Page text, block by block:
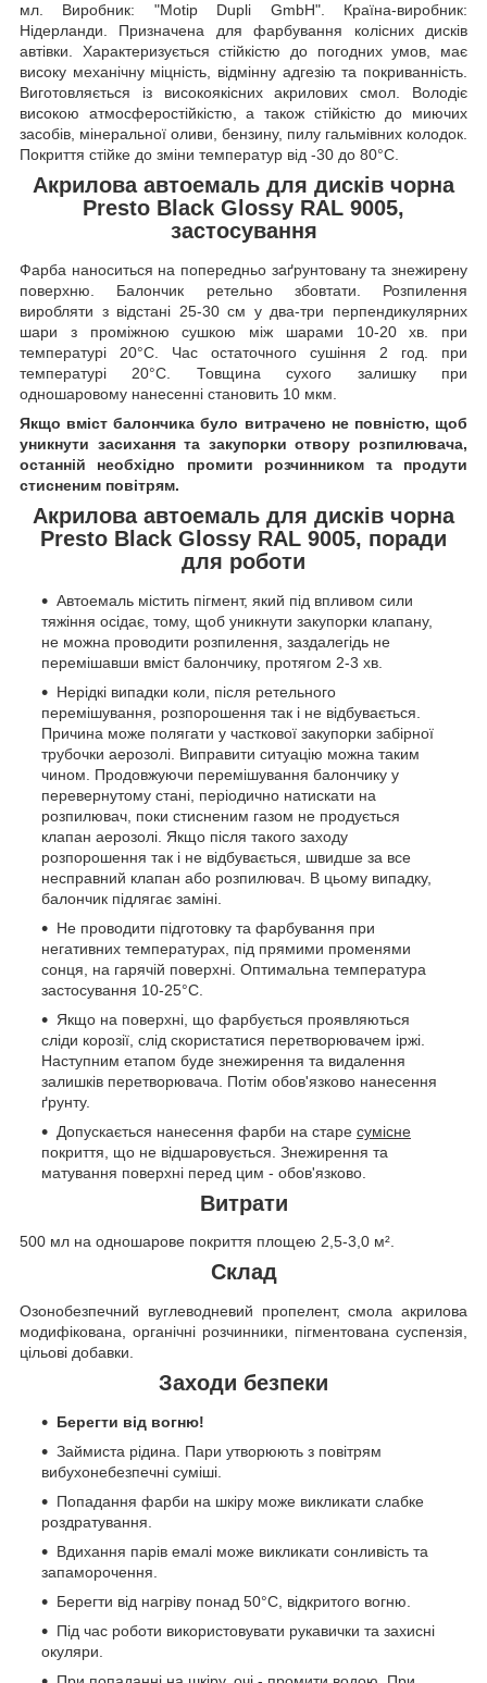
мл. Виробник: "Motip Dupli GmbH". Країна-виробник:
Нідерланди. Призначена для фарбування колісних дисків
автівки. Характеризується стійкістю до погодних умов, має
високу механічну міцність, відмінну адгезію та покриванність.
Виготовляється із високоякісних акрилових смол. Володіє
високою атмосферостійкістю, а також стійкістю до миючих
засобів, мінеральної оливи, бензину, пилу гальмівних колодок.
Покриття стійке до зміни температур від -30 до 80°C.
Акрилова автоемаль для дисків чорна
Presto Black Glossy RAL 9005,
застосування
Фарба наноситься на попередньо заґрунтовану та знежирену
поверхню. Балончик ретельно збовтати. Розпилення
виробляти з відстані 25-30 см у два-три перпендикулярних
шари з проміжною сушкою між шарами 10-20 хв. при
температурі 20°C. Час остаточного сушіння 2 год. при
температурі 20°C. Товщина сухого залишку при
одношаровому нанесенні становить 10 мкм.
Якщо вміст балончика було витрачено не повністю, щоб
уникнути засихання та закупорки отвору розпилювача,
останній необхідно промити розчинником та продути
стисненим повітрям.
Акрилова автоемаль для дисків чорна
Presto Black Glossy RAL 9005, поради
для роботи
Автоемаль містить пігмент, який під впливом сили
тяжіння осідає, тому, щоб уникнути закупорки клапану,
не можна проводити розпилення, заздалегідь не
перемішавши вміст балончику, протягом 2-3 хв.
Нерідкі випадки коли, після ретельного
перемішування, розпорошення так і не відбувається.
Причина може полягати у часткової закупорки забірної
трубочки аерозолі. Виправити ситуацію можна таким
чином. Продовжуючи перемішування балончику у
перевернутому стані, періодично натискати на
розпилювач, поки стисненим газом не продується
клапан аерозолі. Якщо після такого заходу
розпорошення так і не відбувається, швидше за все
несправний клапан або розпилювач. В цьому випадку,
балончик підлягає заміні.
Не проводити підготовку та фарбування при
негативних температурах, під прямими променями
сонця, на гарячій поверхні. Оптимальна температура
застосування 10-25°C.
Якщо на поверхні, що фарбується проявляються
сліди корозії, слід скористатися перетворювачем іржі.
Наступним етапом буде знежирення та видалення
залишків перетворювача. Потім обов'язково нанесення
ґрунту.
Допускається нанесення фарби на старе сумісне
покриття, що не відшаровується. Знежирення та
матування поверхні перед цим - обов'язково.
Витрати
500 мл на одношарове покриття площею 2,5-3,0 м².
Склад
Озонобезпечний вуглеводневий пропелент, смола акрилова
модифікована, органічні розчинники, пігментована суспензія,
цільові добавки.
Заходи безпеки
Берегти від вогню!
Займиста рідина. Пари утворюють з повітрям
вибухонебезпечні суміші.
Попадання фарби на шкіру може викликати слабке
роздратування.
Вдихання парів емалі може викликати сонливість та
запаморочення.
Берегти від нагріву понад 50°C, відкритого вогню.
Під час роботи використовувати рукавички та захисні
окуляри.